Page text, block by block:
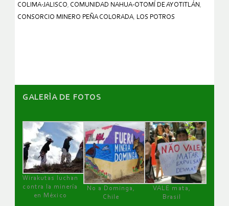
COLIMA-JALISCO, COMUNIDAD NAHUA-OTOMÍ DE AYOTITLÁN ,
CONSORCIO MINERO PEÑA COLORADA, LOS POTROS
GALERÌA DE FOTOS
Wirakutas luchan
contra la minería
en México
No a Dominga,
Chile
VALE mata,
Brasil